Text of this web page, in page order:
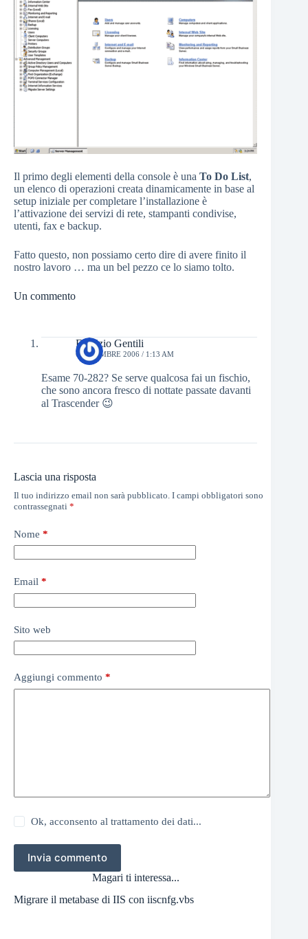
Il primo degli elementi della console è una To Do List,
un elenco di operazioni creata dinamicamente in base al
setup iniziale per completare l’installazione è
l’attivazione dei servizi di rete, stampanti condivise,
utenti, fax e backup.
Fatto questo, non possiamo certo dire di avere finito il
nostro lavoro … ma un bel pezzo ce lo siamo tolto.
Un commento
Fabrizio Gentili
6 DICEMBRE 2006 / 1:13 AM
Esame 70-282? Se serve qualcosa fai un fischio,
che sono ancora fresco di nottate passate davanti
al Trascender 😉
Lascia una risposta
Il tuo indirizzo email non sarà pubblicato. I campi obbligatori sono
contrassegnati *
Nome *
Email *
Sito web
Aggiungi commento *
Ok, acconsento al trattamento dei dati...
Invia commento
Magari ti interessa...
Migrare il metabase di IIS con iiscnfg.vbs